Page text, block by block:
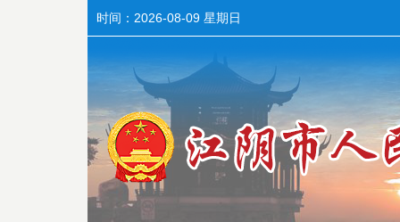
时间： 2026-08-09 星期日